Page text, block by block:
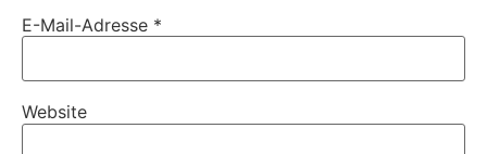
E-Mail-Adresse *
Website